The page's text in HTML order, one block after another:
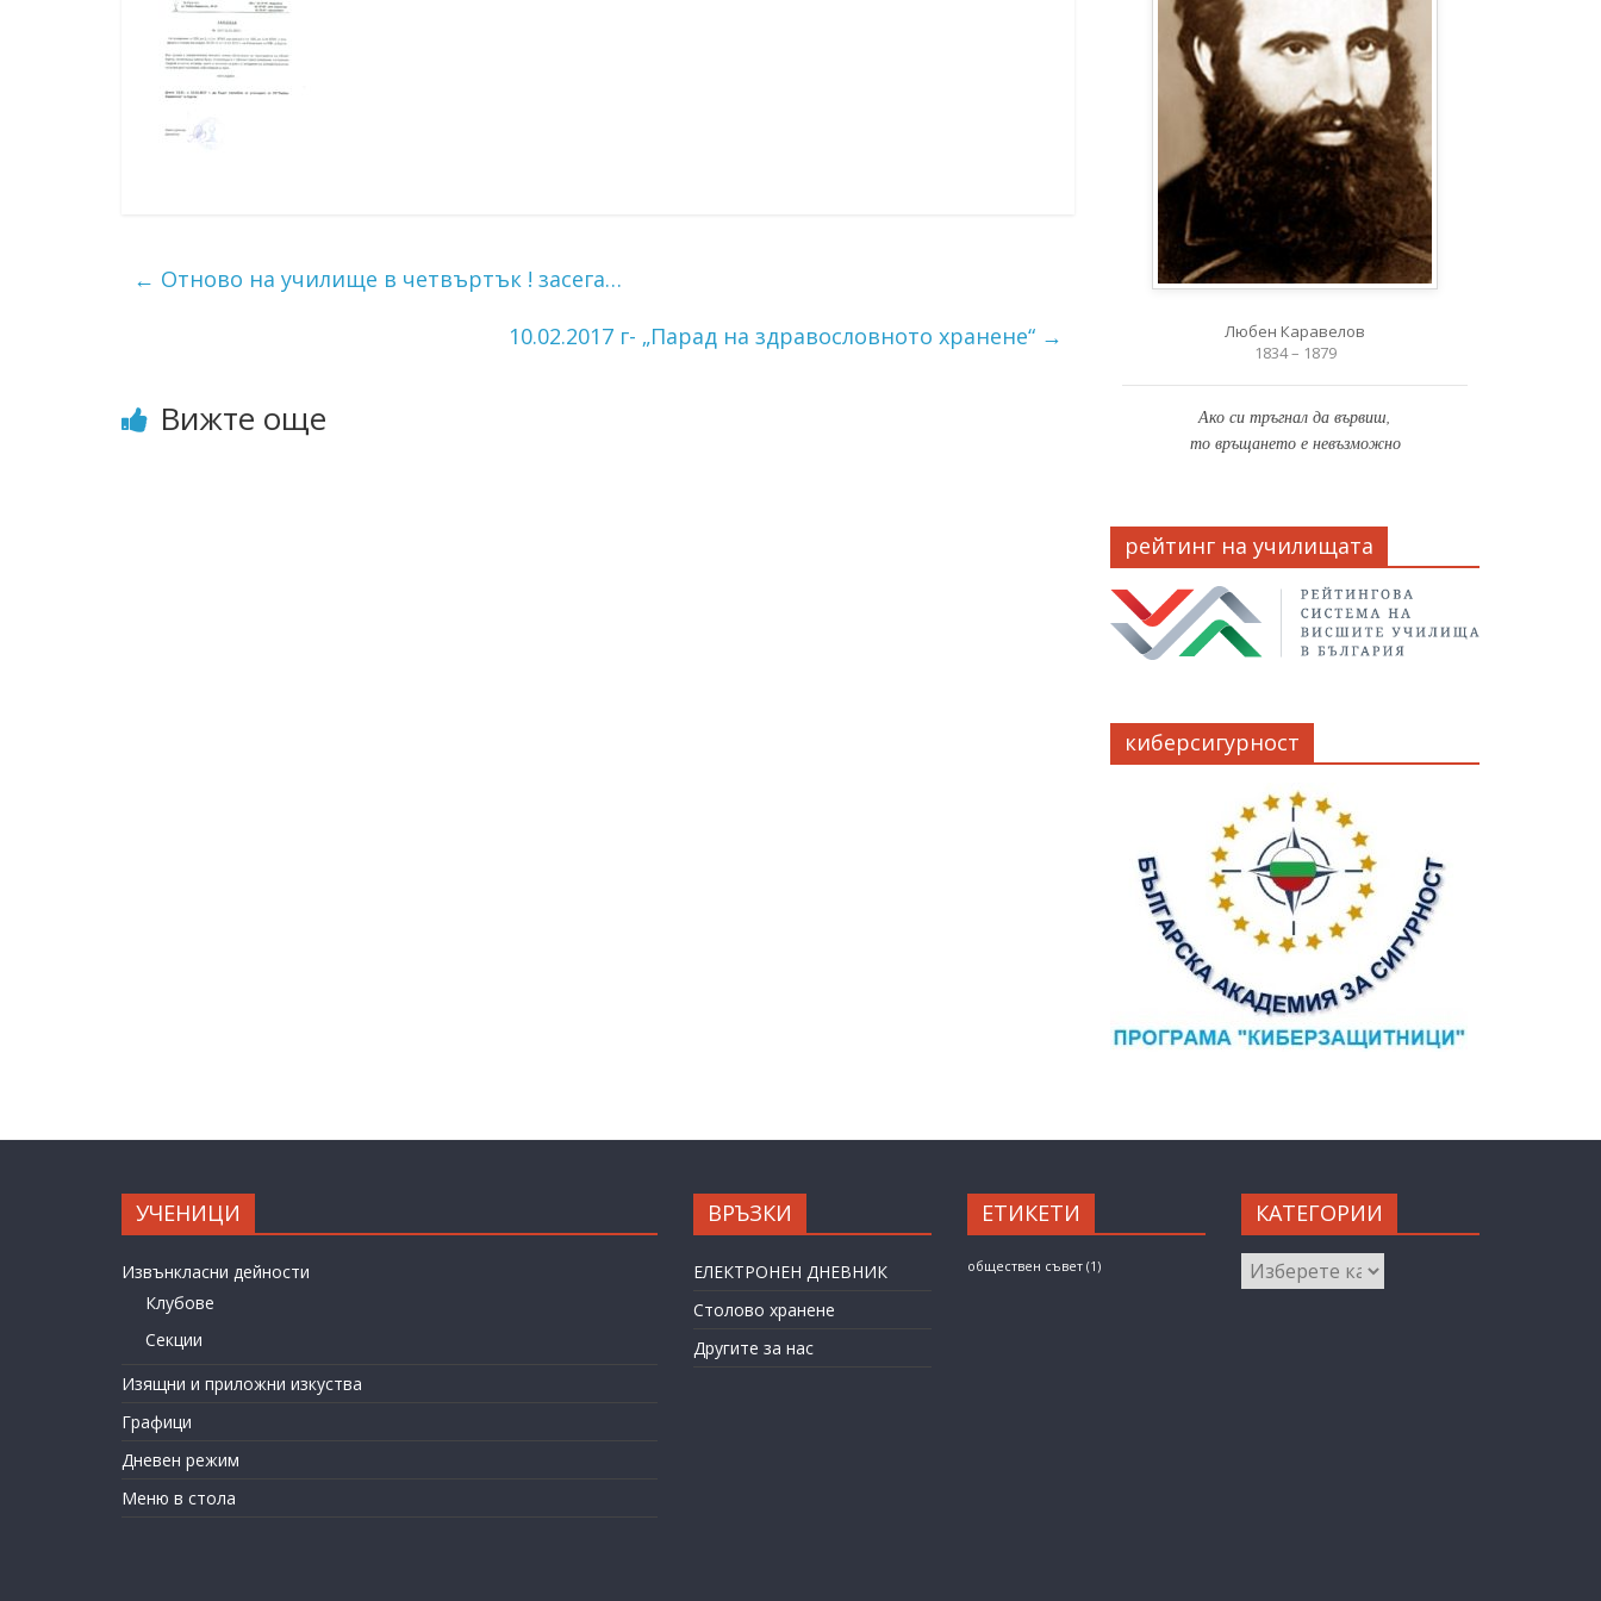
← Отново на училище в четвъртък ! засега…
10.02.2017 г- „Парад на здравословното хранене“ →
Вижте още
Любен Каравелов
1834 – 1879
Ако си тръгнал да вървиш,
то връщането е невъзможно
рейтинг на училищата
киберсигурност
УЧЕНИЦИ
Извънкласни дейности
Клубове
Секции
Изящни и приложни изкуства
Графици
Дневен режим
Меню в стола
ВРЪЗКИ
ЕЛЕКТРОНЕН ДНЕВНИК
Столово хранене
Другите за нас
ЕТИКЕТИ
обществен съвет(1)
КАТЕГОРИИ
КАТЕГОРИИ